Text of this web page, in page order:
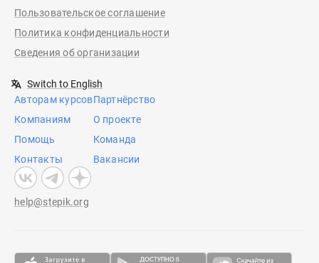
Пользовательское соглашение
Политика конфиденциальности
Сведения об организации
Switch to English
Авторам курсов
Компаниям
Помощь
Контакты
Партнёрство
О проекте
Команда
Вакансии
help@stepik.org